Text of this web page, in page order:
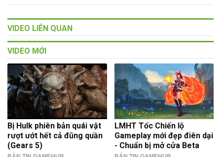
VIDEO LIÊN QUAN
VIDEO MỚI
Bị Hulk phiên bản quái vật
rượt ướt hết cả đũng quần
(Gears 5)
LMHT Tốc Chiến lộ
Gameplay mới đẹp điên dại
- Chuẩn bị mở cửa Beta